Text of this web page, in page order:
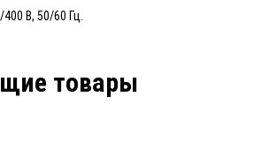
В, 50/60 Гц.
товары